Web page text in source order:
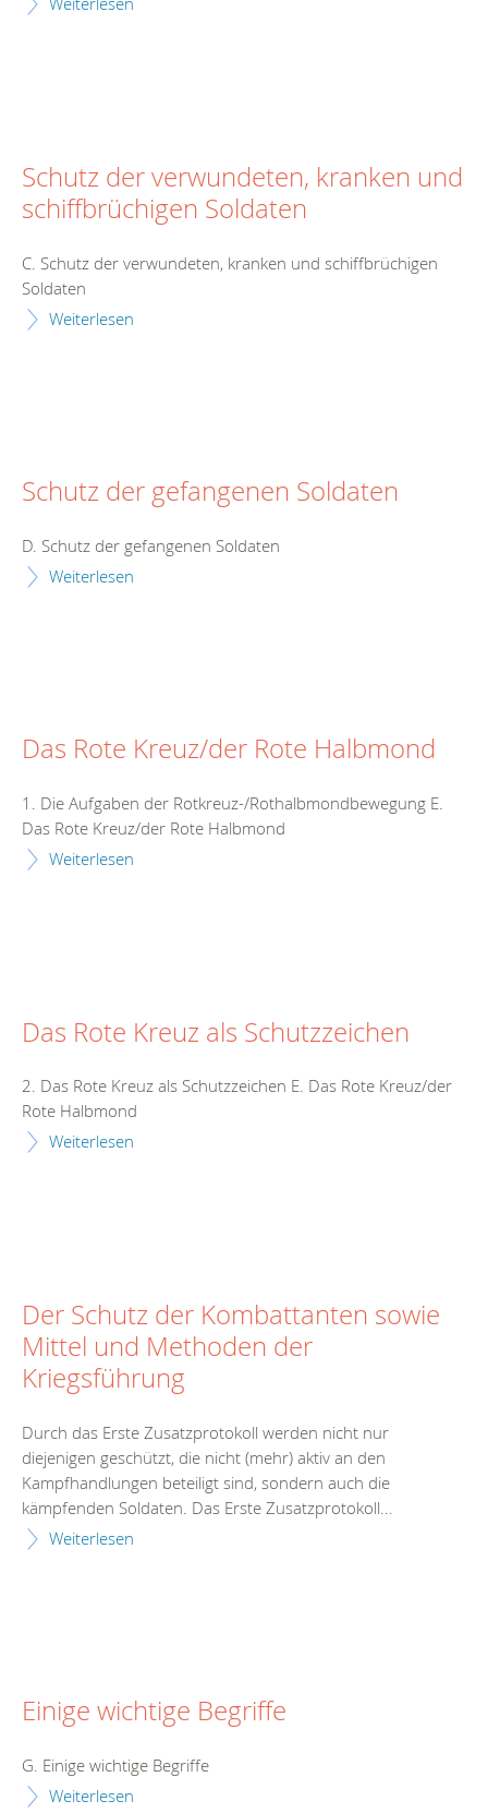
Schutz der verwundeten, kranken und
schiffbrüchigen Soldaten
C. Schutz der verwundeten, kranken und schiffbrüchigen
Soldaten
Weiterlesen
Schutz der gefangenen Soldaten
D. Schutz der gefangenen Soldaten
Weiterlesen
Das Rote Kreuz/der Rote Halbmond
1. Die Aufgaben der Rotkreuz-/Rothalbmondbewegung E.
Das Rote Kreuz/der Rote Halbmond
Weiterlesen
Das Rote Kreuz als Schutzzeichen
2. Das Rote Kreuz als Schutzzeichen E. Das Rote Kreuz/der
Rote Halbmond
Weiterlesen
Der Schutz der Kombattanten sowie
Mittel und Methoden der
Kriegsführung
Durch das Erste Zusatzprotokoll werden nicht nur
diejenigen geschützt, die nicht (mehr) aktiv an den
Kampfhandlungen beteiligt sind, sondern auch die
kämpfenden Soldaten. Das Erste Zusatzprotokoll...
Weiterlesen
Einige wichtige Begriffe
G. Einige wichtige Begriffe
Weiterlesen